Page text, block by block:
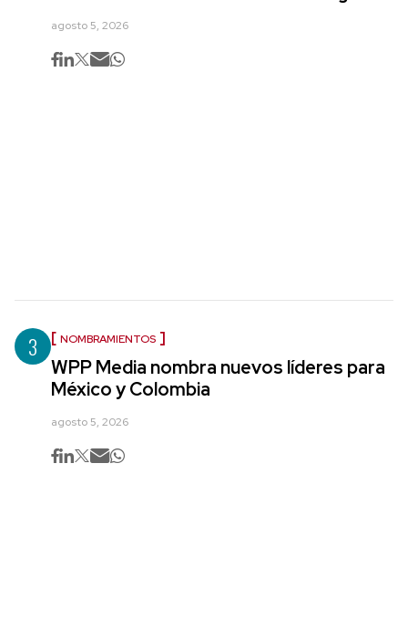
agosto 5, 2026
3 NOMBRAMIENTOS
WPP Media nombra nuevos líderes para
México y Colombia
agosto 5, 2026